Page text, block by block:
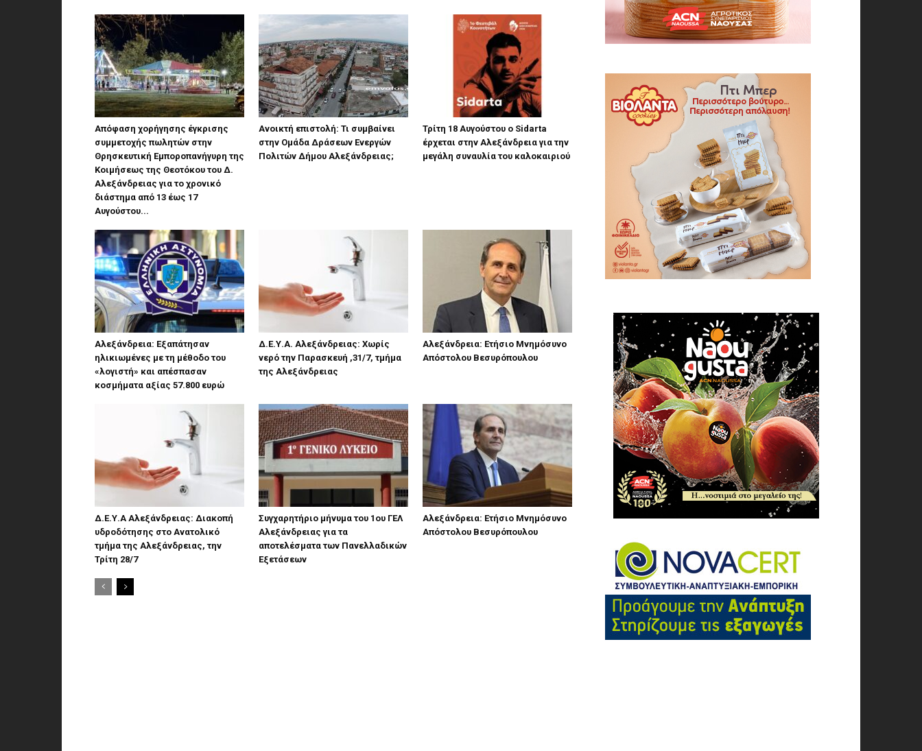
Απόφαση χορήγησης έγκρισης
συμμετοχής πωλητών στην
Θρησκευτική Εμποροπανήγυρη της
Κοιμήσεως της Θεοτόκου του Δ.
Αλεξάνδρειας για το χρονικό
διάστημα από 13 έως 17
Αυγούστου...
Ανοικτή επιστολή: Τι συμβαίνει
στην Ομάδα Δράσεων Ενεργών
Πολιτών Δήμου Αλεξάνδρειας;
Τρίτη 18 Αυγούστου ο Sidarta
έρχεται στην Αλεξάνδρεια για την
μεγάλη συναυλία του καλοκαιριού
Αλεξάνδρεια: Εξαπάτησαν
ηλικιωμένες με τη μέθοδο του
«λογιστή» και απέσπασαν
κοσμήματα αξίας 57.800 ευρώ
Δ.Ε.Υ.Α. Αλεξάνδρειας: Χωρίς
νερό την Παρασκευή ,31/7, τμήμα
της Αλεξάνδρειας
Αλεξάνδρεια: Ετήσιο Μνημόσυνο
Απόστολου Βεσυρόπουλου
Δ.Ε.Υ.Α Αλεξάνδρειας: Διακοπή
υδροδότησης στο Ανατολικό
τμήμα της Αλεξάνδρειας, την
Τρίτη 28/7
Συγχαρητήριο μήνυμα του 1ου ΓΕΛ
Αλεξάνδρειας για τα
αποτελέσματα των Πανελλαδικών
Εξετάσεων
Αλεξάνδρεια: Ετήσιο Μνημόσυνο
Απόστολου Βεσυρόπουλου